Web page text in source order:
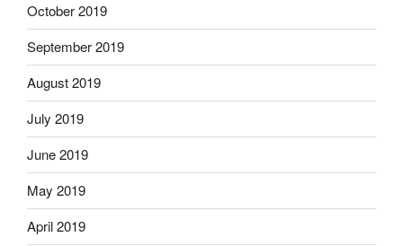
October 2019
September 2019
August 2019
July 2019
June 2019
May 2019
April 2019